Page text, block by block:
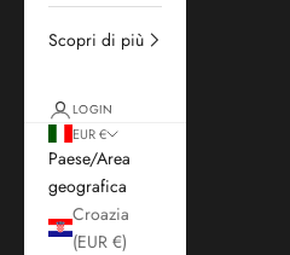
Scopri di più
LOGIN
EUR €
Paese/Area
geografica
Croazia
(EUR €)